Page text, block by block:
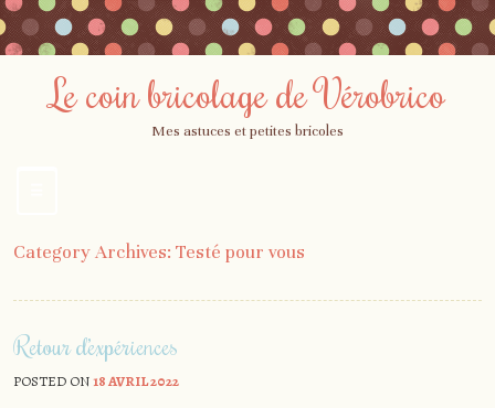
Le coin bricolage de Vérobrico
Mes astuces et petites bricoles
Category Archives: Testé pour vous
Retour d’expériences
POSTED ON18 AVRIL 2022